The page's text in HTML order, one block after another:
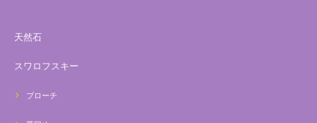
天然石
スワロフスキー
ブローチ